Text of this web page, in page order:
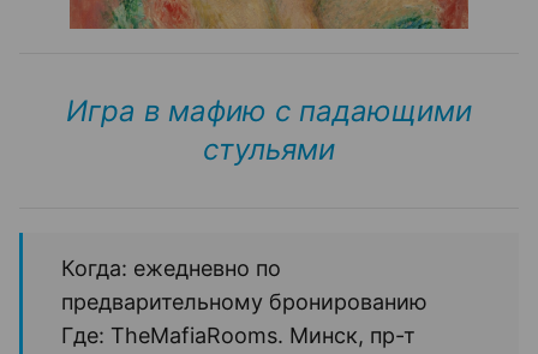
Игра в мафию с падающими
стульями
Когда: ежедневно по
предварительному бронированию
Где: TheMafiaRooms. Минск, пр-т